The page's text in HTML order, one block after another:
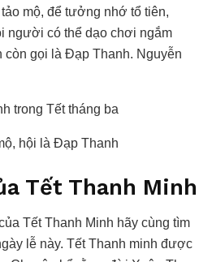
mộ, để tưởng nhớ tổ tiên,
người có thể dạo chơi ngắm
còn gọi là Đạp Thanh. Nguyễn
trong Tết tháng ba
hội là Đạp Thanh
Tết Thanh Minh
Tết Thanh Minh hãy cùng tìm
lễ này. Tết Thanh minh được